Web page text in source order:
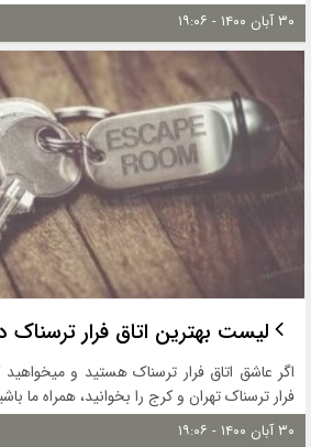
۳۰ آبان ۱۴۰۰ - ۱۹:۰۶
لیست بهترین اتاق فرار ترسناک
اگر عاشق اتاق فرار ترسناک هستید و میخواهید
فرار ترسناک تهران و کرج را بخوانید، همراه ما
۳۰ آبان ۱۴۰۰ - ۱۹:۰۶